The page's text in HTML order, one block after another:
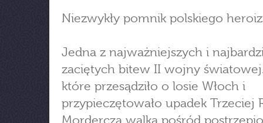
Niezwykły pomnik polskiego
Jedna z najważniejszych i
zaciętych bitew II wojny
które przesądziło o losie Włoch i
przypieczętowało upadek Trzeciej
Mordercza walka pośród